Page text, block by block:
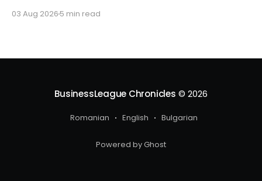
user behavior.
03 Aug 2026 5 min read
BusinessLeague Chronicles © 2026
Romanian English Bulgarian
Powered by Ghost